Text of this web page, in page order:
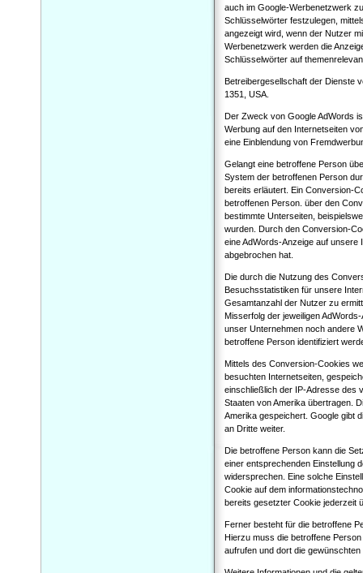
auch im Google-Werbenetzwerk
Schlüsselwörter festzulegen,
angezeigt wird, wenn der Nutzer
Werbenetzwerk werden die
Schlüsselwörter auf
Betreibergesellschaft der Dienste
1351, USA.
Der Zweck von Google AdWords
Werbung auf den Internetseiten
eine Einblendung von
Gelangt eine betroffene Person
System der betroffenen Person
bereits erläutert. Ein Conversion-
betroffenen Person. über den
bestimmte Unterseiten,
wurden. Durch den Conversion-
eine AdWords-Anzeige auf unsere
abgebrochen hat.
Die durch die Nutzung des
Besuchsstatistiken für unsere
Gesamtanzahl der Nutzer zu
Misserfolg der jeweiligen
unser Unternehmen noch andere
betroffene Person identifiziert
Mittels des Conversion-Cookies
besuchten Internetseiten,
einschließlich der IP-Adresse des
Staaten von Amerika übertragen.
Amerika gespeichert. Google gibt
an Dritte weiter.
Die betroffene Person kann die
einer entsprechenden Einstellung
widersprechen. Eine solche
Cookie auf dem
bereits gesetzter Cookie jederzeit
Ferner besteht für die betroffene
Hierzu muss die betroffene
aufrufen und dort die